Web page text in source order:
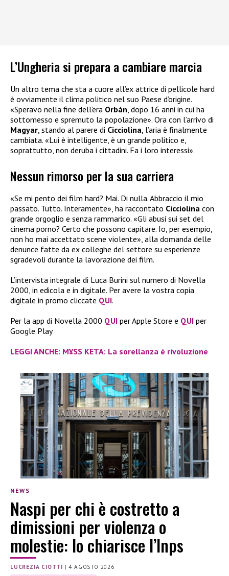
L’Ungheria si prepara a cambiare marcia
Un altro tema che sta a cuore all’ex attrice di pellicole hard
è ovviamente il clima politico nel suo Paese d’origine.
«Speravo nella fine dell’era Orbán , dopo 16 anni in cui ha
sottomesso e spremuto la popolazione». Ora con l’arrivo di
Magyar , stando al parere di Cicciolina , l’aria è finalmente
cambiata. «Lui è intelligente, è un grande politico e,
soprattutto, non deruba i cittadini. Fa i loro interessi».
Nessun rimorso per la sua carriera
«Se mi pento dei film hard? Mai. Di nulla. Abbraccio il mio
passato. Tutto. Interamente», ha raccontato Cicciolina con
grande orgoglio e senza rammarico. «Gli abusi sui set del
cinema porno? Certo che possono capitare. Io, per esempio,
non ho mai accettato scene violente», alla domanda delle
denunce fatte da ex colleghe del settore su esperienze
sgradevoli durante la lavorazione dei film.
L’intervista integrale di Luca Burini sul numero di Novella
2000, in edicola e in digitale. Per avere la vostra copia
digitale in promo cliccate QUI.
Per la app di Novella 2000 QUI per Apple Store e QUI per
Google Play
LEGGI ANCHE: M¥SS KETA: La sorellanza è rivoluzione
NEWS
Naspi per chi è costretto a
dimissioni per violenza o
molestie: lo chiarisce l’Inps
LUCREZIA CIOTTI |4 AGOSTO 2026